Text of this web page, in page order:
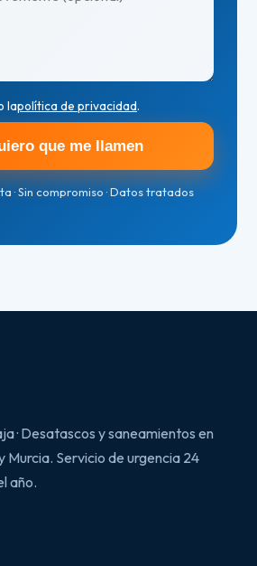
lapolítica de privacidad.
que me llamen
· Sin compromiso · Datos tratados
· Desatascos y saneamientos en
Murcia. Servicio de urgencia 24
año.